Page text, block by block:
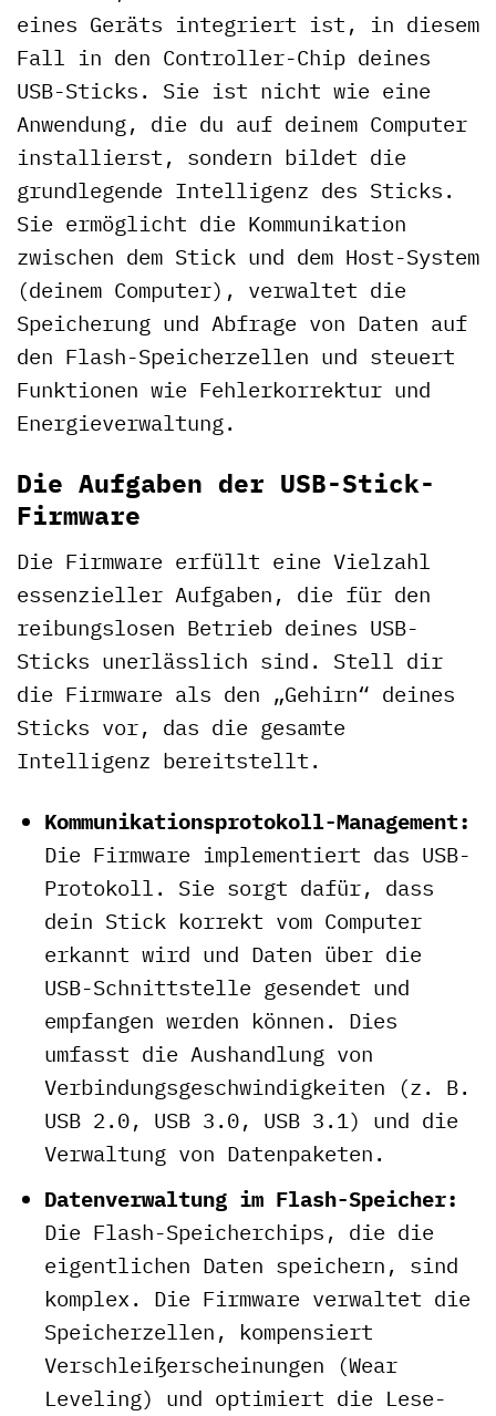
eines Geräts integriert ist, in diesem
Fall in den Controller-Chip deines
USB-Sticks. Sie ist nicht wie eine
Anwendung, die du auf deinem Computer
installierst, sondern bildet die
grundlegende Intelligenz des Sticks.
Sie ermöglicht die Kommunikation
zwischen dem Stick und dem Host-System
(deinem Computer), verwaltet die
Speicherung und Abfrage von Daten auf
den Flash-Speicherzellen und steuert
Funktionen wie Fehlerkorrektur und
Energieverwaltung.
Die Aufgaben der USB-Stick-
Firmware
Die Firmware erfüllt eine Vielzahl
essenzieller Aufgaben, die für den
reibungslosen Betrieb deines USB-
Sticks unerlässlich sind. Stell dir
die Firmware als den „Gehirn“ deines
Sticks vor, das die gesamte
Intelligenz bereitstellt.
Kommunikationsprotokoll-Management:
Die Firmware implementiert das USB-
Protokoll. Sie sorgt dafür, dass
dein Stick korrekt vom Computer
erkannt wird und Daten über die
USB-Schnittstelle gesendet und
empfangen werden können. Dies
umfasst die Aushandlung von
Verbindungsgeschwindigkeiten (z. B.
USB 2.0, USB 3.0, USB 3.1) und die
Verwaltung von Datenpaketen.
Datenverwaltung im Flash-Speicher:
Die Flash-Speicherchips, die die
eigentlichen Daten speichern, sind
komplex. Die Firmware verwaltet die
Speicherzellen, kompensiert
Verschleißerscheinungen (Wear
Leveling) und optimiert die Lese-